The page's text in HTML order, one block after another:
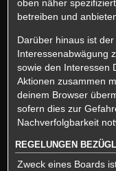
oben näher
betreiben und
Darüber hinaus ist
Interessenabwägung
sowie den Interessen
Aktionen zusammen
deinem Browser
sofern dies zur
Nachverfolgbarkeit
REGELUNGEN
Zweck eines Boards